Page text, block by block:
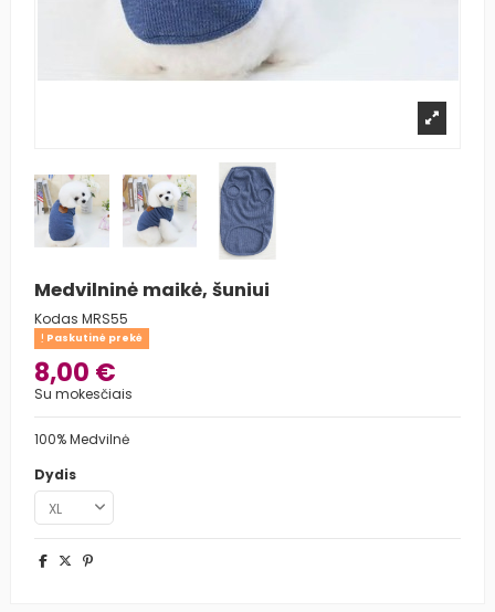
Medvilninė maikė, šuniui
Kodas MRS55
Paskutinė prekė
8,00 €
Su mokesčiais
100% Medvilnė
Dydis